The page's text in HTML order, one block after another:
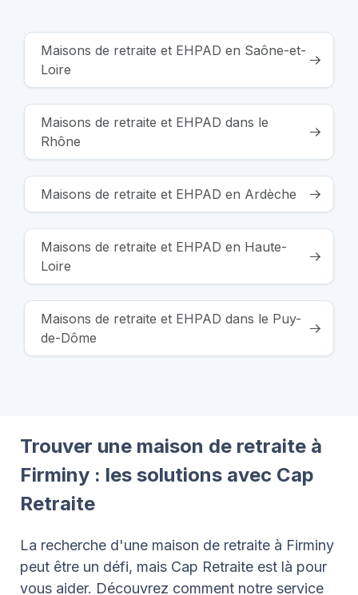
Maisons de retraite et EHPAD en Saône-et-
Loire
Maisons de retraite et EHPAD dans le
Rhône
Maisons de retraite et EHPAD en Ardèche
Maisons de retraite et EHPAD en Haute-
Loire
Maisons de retraite et EHPAD dans le Puy-
de-Dôme
Trouver une maison de retraite à
Firminy : les solutions avec Cap
Retraite
La recherche d'une maison de retraite à Firminy
peut être un défi, mais Cap Retraite est là pour
vous aider. Découvrez comment notre service